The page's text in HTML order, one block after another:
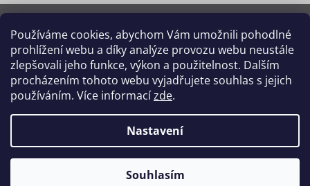
Používáme cookies, abychom Vám umožnili pohodlné
prohlížení webu a díky analýze provozu webu neustále
zlepšovali jeho funkce, výkon a použitelnost. Dalším
procházením tohoto webu vyjadřujete souhlas s jejich
používáním. Více informacízde.
Nastavení
Souhlasím
Copyright 2026 Dědek kořenář®
. Všechna práva vyhrazena.
Upravit nastavení cookies
Grafický návrh vytvořil a na Shoptet implementoval
Shoptetak.cz.
Vytvořil Shoptet